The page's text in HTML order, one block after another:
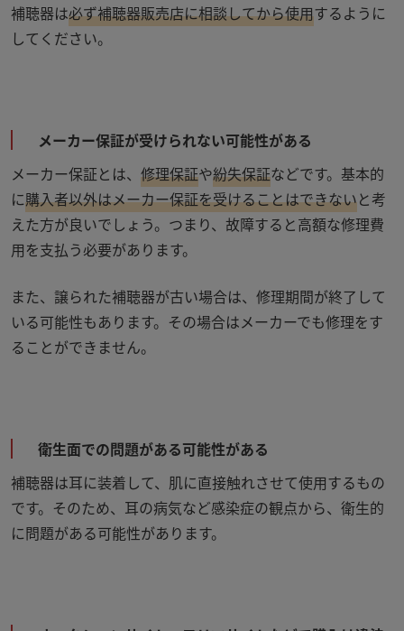
補聴器は必ず補聴器販売店に相談してから使用するように
してください。
メーカー保証が受けられない可能性がある
メーカー保証とは、 修理保証や紛失保証などです。基本的
に購入者以外はメーカー保証を受けることはできないと考
えた方が良いでしょう。つまり、故障すると高額な修理費
用を支払う必要があります。
また、譲られた補聴器が古い場合は、修理期間が終了して
いる可能性もあります。その場合はメーカーでも修理をす
ることができません。
衛生面での問題がある可能性がある
補聴器は耳に装着して、肌に直接触れさせて使用するもの
です。そのため、耳の病気など感染症の観点から、衛生的
に問題がある可能性があります。